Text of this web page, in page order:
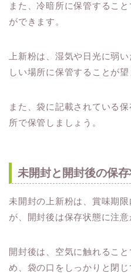
また、冷暗所に保管するこ
ができます。
上新粉は、湿気や日光に弱
しい場所に保管することが望
また、袋に記載されている
所で保管しましょう。
未開封と開封後の保
未開封の上新粉は、賞味期
が、開封後は保存状態に注意
開封後は、空気に触れるこ
め、袋の口をしっかりと閉じ